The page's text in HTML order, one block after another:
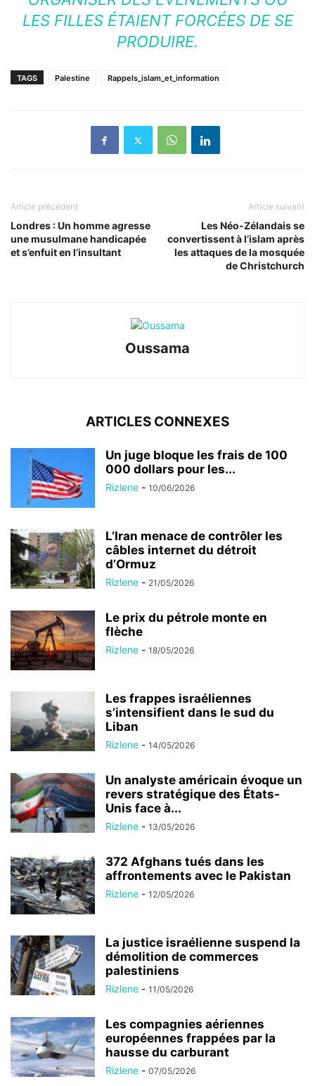
LES FILLES ÉTAIENT FORCÉES DE SE
PRODUIRE.
TAGS Palestine Rappels_islam_et_information
Article précédent
Londres : Un homme agresse
une musulmane handicapée
et s’enfuit en l’insultant
Article suivant
Les Néo-Zélandais se
convertissent à l’islam après
les attaques de la mosquée
de Christchurch
Oussama
ARTICLES CONNEXES
Un juge bloque les frais de 100
000 dollars pour les...
Rizlene - 10/06/2026
L’Iran menace de contrôler les
câbles internet du détroit
d’Ormuz
Rizlene - 21/05/2026
Le prix du pétrole monte en
flèche
Rizlene - 18/05/2026
Les frappes israéliennes
s’intensifient dans le sud du
Liban
Rizlene - 14/05/2026
Un analyste américain évoque un
revers stratégique des États-
Unis face à...
Rizlene - 13/05/2026
372 Afghans tués dans les
affrontements avec le Pakistan
Rizlene - 12/05/2026
La justice israélienne suspend la
démolition de commerces
palestiniens
Rizlene - 11/05/2026
Les compagnies aériennes
européennes frappées par la
hausse du carburant
Rizlene - 07/05/2026